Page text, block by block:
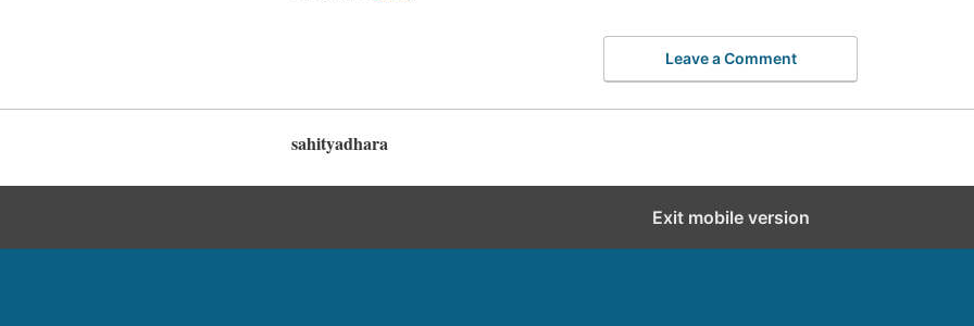
Leave a Comment
sahityadhara
Exit mobile version